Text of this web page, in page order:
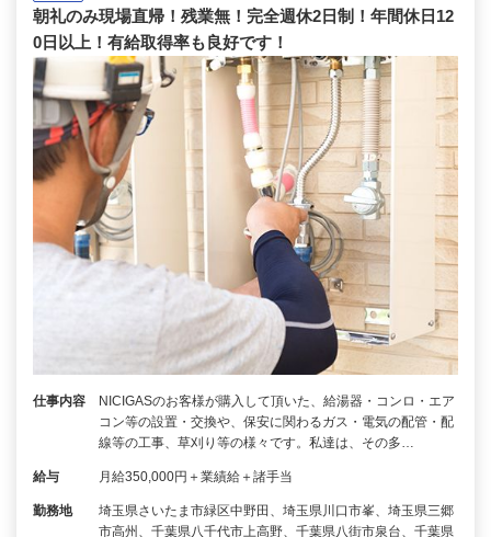
朝礼のみ現場直帰！残業無！完全週休2日制！年間休日12
0日以上！有給取得率も良好です！
仕事内容
NICIGASのお客様が購入して頂いた、給湯器・コンロ・エア
コン等の設置・交換や、保安に関わるガス・電気の配管・配
線等の工事、草刈り等の様々です。私達は、その多…
給与 月給350,000円＋業績給＋諸手当
勤務地
埼玉県さいたま市緑区中野田、埼玉県川口市峯、埼玉県三郷
市高州、千葉県八千代市上高野、千葉県八街市泉台、千葉県